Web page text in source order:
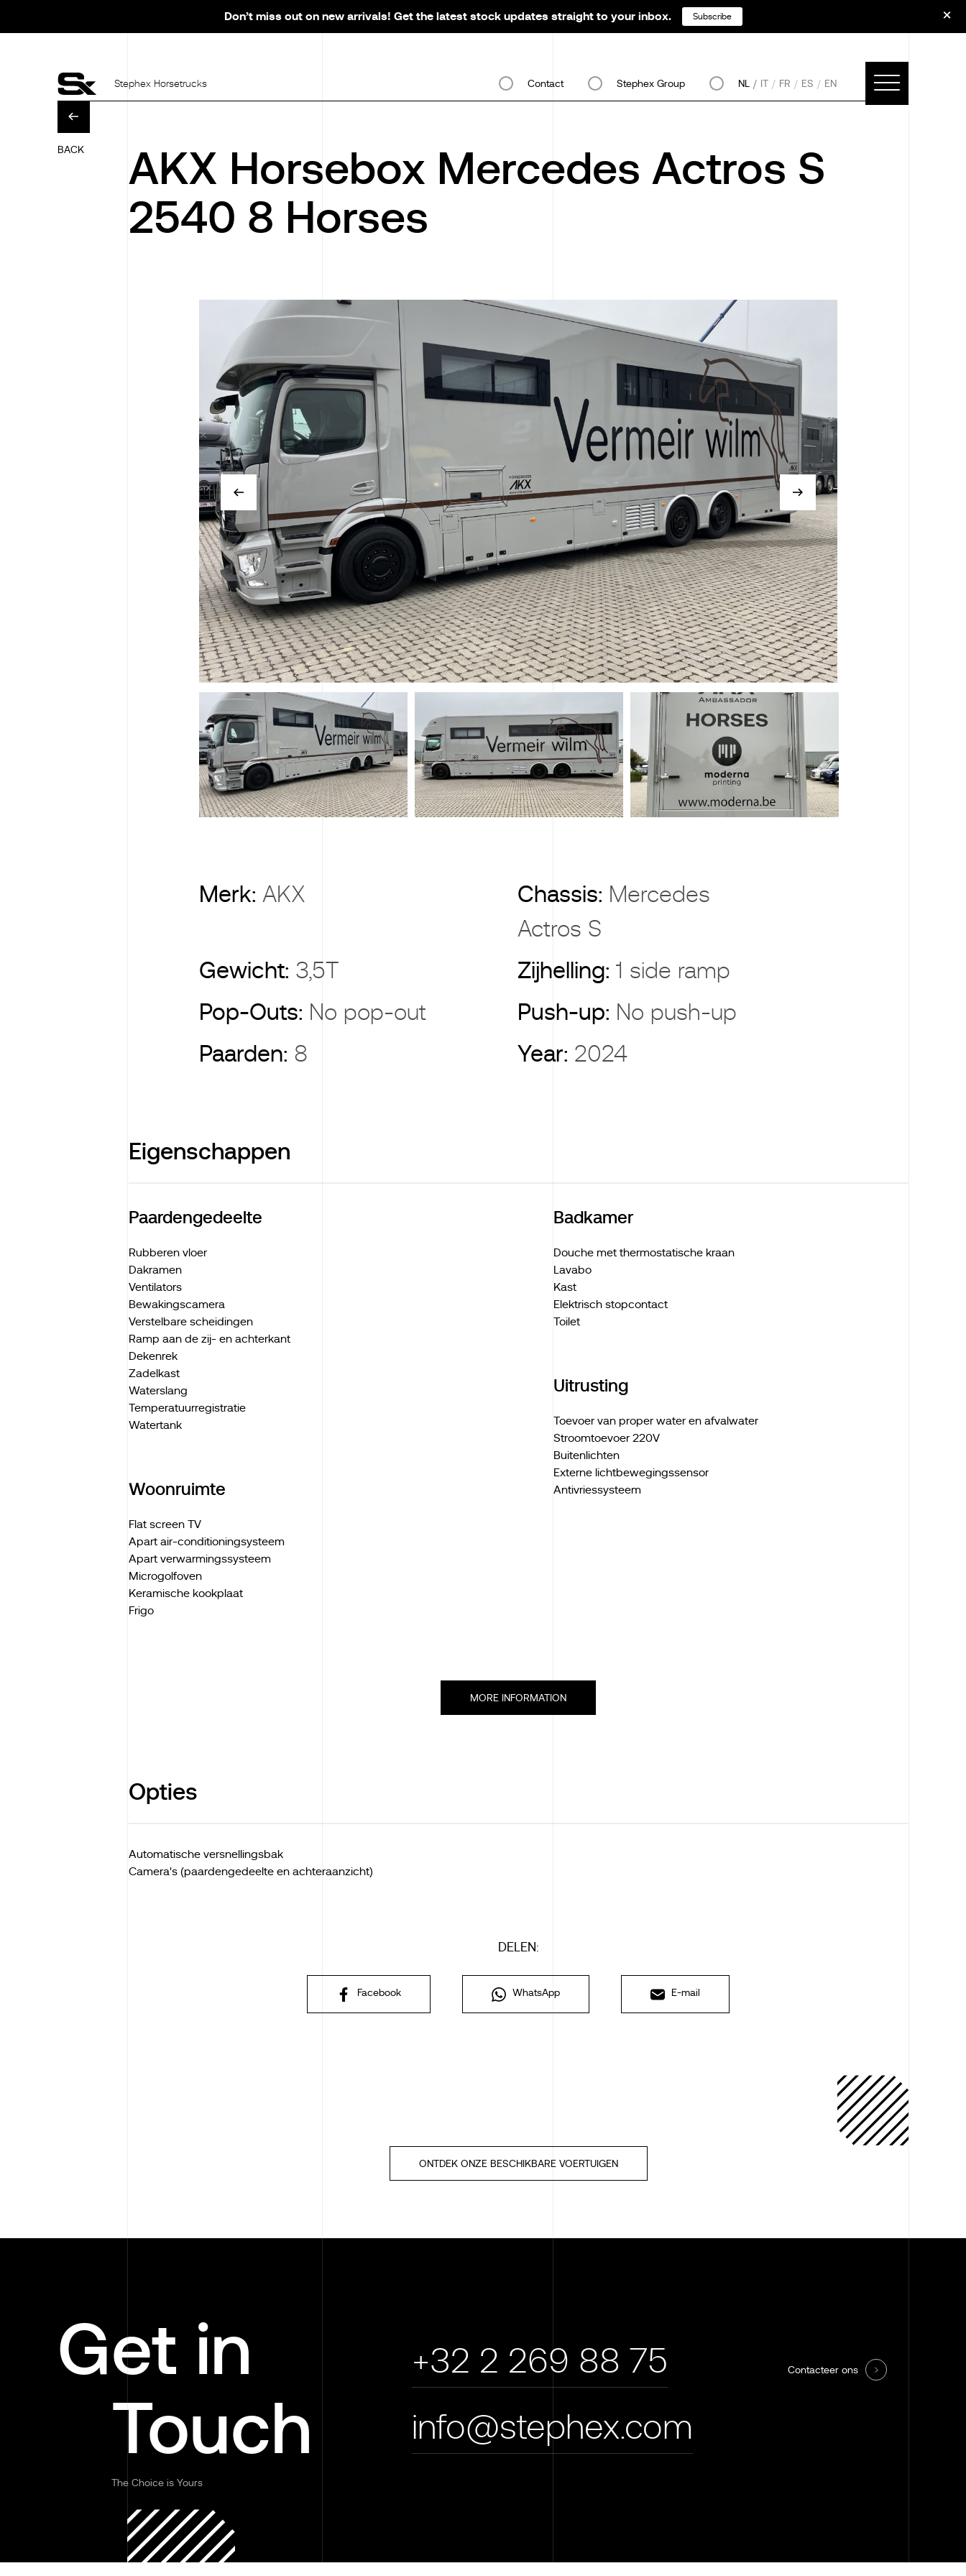
Stephex Horsetrucks Contact Stephex Group NL IT FR ES EN
BACK
AKX Horsebox Mercedes Actros S
2540 8 Horses
Merk: AKX Chassis: Mercedes
Actros S
Gewicht: 3,5T Zijhelling: 1 side ramp
Pop-Outs: No pop-out Push-up: No push-up
Paarden: 8 Year: 2024
Eigenschappen
Paardengedeelte
Rubberen vloer
Dakramen
Ventilators
Bewakingscamera
Verstelbare scheidingen
Ramp aan de zij- en achterkant
Dekenrek
Zadelkast
Waterslang
Temperatuurregistratie
Watertank
Woonruimte
Flat screen TV
Apart air-conditioningsysteem
Apart verwarmingssysteem
Microgolfoven
Keramische kookplaat
Frigo
Badkamer
Douche met thermostatische kraan
Lavabo
Kast
Elektrisch stopcontact
Toilet
Uitrusting
Toevoer van proper water en afvalwater
Stroomtoevoer 220V
Buitenlichten
Externe lichtbewegingssensor
Antivriessysteem
MORE INFORMATION
Opties
Automatische versnellingsbak
Camera's (paardengedeelte en achteraanzicht)
DELEN:
Facebook WhatsApp E-mail
ONTDEK ONZE BESCHIKBARE VOERTUIGEN
Get in
Touch
The Choice is Yours
+32 2 269 88 75
info@stephex.com
Contacteer ons
Don’t miss out on new arrivals! Get the latest stock updates straight to your inbox. Subscribe